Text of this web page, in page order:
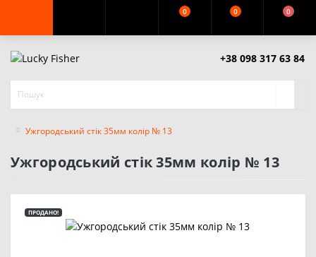
0 0 0
+38 098 317 63 84
Ужгородський стік 35мм колір № 13
Ужгородський стік 35мм колір № 13
ПРОДАНО!